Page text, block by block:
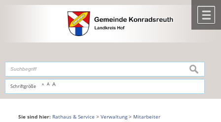
,zur Navigationoderzur Startseitespringen.
Schriftgröße A A A
suchen
Sie sind hier: Rathaus & Service > Verwaltung> Mitarbeiter